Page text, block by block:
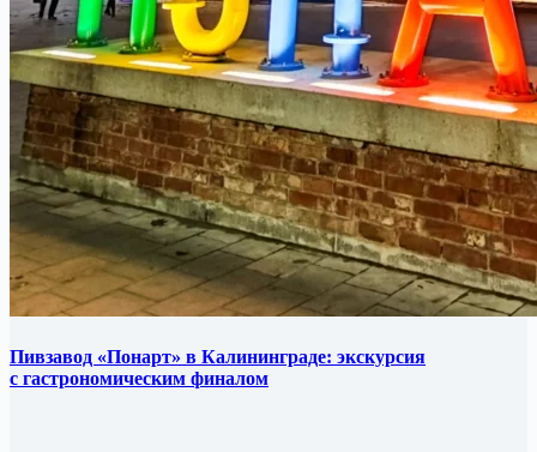
Пивзавод «Понарт» в Калининграде: экскурсия
с гастрономическим финалом